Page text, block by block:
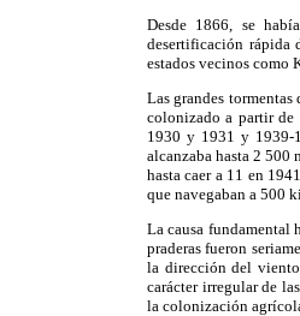
Desde 1866, se
desertificación rápida
estados vecinos como
Las grandes tormentas
colonizado a partir de
1930 y 1931 y 1939-
alcanzaba hasta 2 500
hasta caer a 11 en
que navegaban a 500
La causa fundamental
praderas fueron
la dirección del
carácter irregular de
la colonización